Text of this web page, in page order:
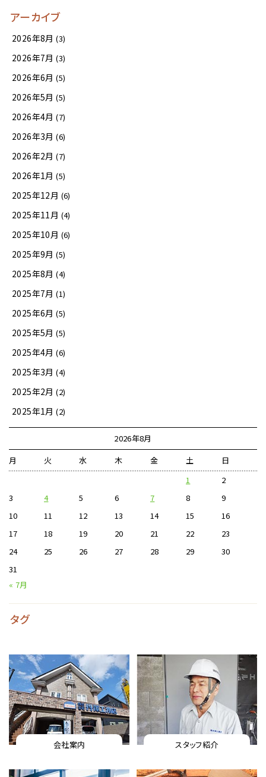
アーカイブ
2026年8月 (3)
2026年7月 (3)
2026年6月 (5)
2026年5月 (5)
2026年4月 (7)
2026年3月 (6)
2026年2月 (7)
2026年1月 (5)
2025年12月 (6)
2025年11月 (4)
2025年10月 (6)
2025年9月 (5)
2025年8月 (4)
2025年7月 (1)
2025年6月 (5)
2025年5月 (5)
2025年4月 (6)
2025年3月 (4)
2025年2月 (2)
2025年1月 (2)
2026年8月
月
火 水 木 金 土
日
1
2
3
4 5 6 7 8
9
10
11 12 13 14 15
16
17
18 19 20 21 22
23
24
25 26 27 28 29
30
31
« 7月
タグ
会社案内 スタッフ紹介